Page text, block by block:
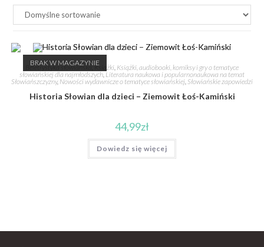
BRAK W MAGAZYNIE
Beletrystyka słowiańska ,Książki, Książki, audiobooki, komiksy i gry o tematyce
słowiańskiej dla najmłodszych, Literatura naukowa i popularnonaukowa na temat
Słowiańszczyzny, Nowości wydawnicze o tematyce słowiańskiej, Słowiańskie zapowiedzi
Historia Słowian dla dzieci – Ziemowit Łoś-Kamiński
44,99zł
Dowiedz się więcej